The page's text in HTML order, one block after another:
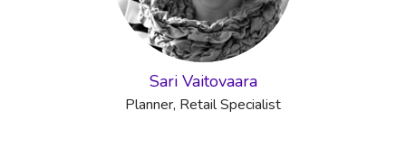
Sari Vaitovaara
Planner, Retail Specialist